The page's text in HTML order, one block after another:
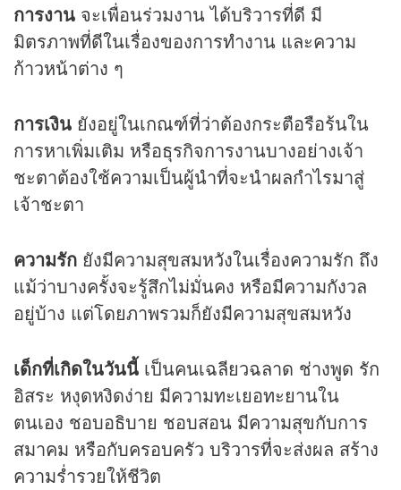
การงาน จะเพื่อนร่วมงาน ได้บริวารที่ดี มี
มิตรภาพที่ดีในเรื่องของการทำงาน และความ
ก้าวหน้าต่าง ๆ
การเงิน ยังอยู่ในเกณฑ์ที่ว่าต้องกระตือรือร้นใน
การหาเพิ่มเติม หรือธุรกิจการงานบางอย่างเจ้า
ชะตาต้องใช้ความเป็นผู้นำที่จะนำผลกำไรมาสู่
เจ้าชะตา
ความรัก ยังมีความสุขสมหวังในเรื่องความรัก ถึง
แม้ว่าบางครั้งจะรู้สึกไม่มั่นคง หรือมีความกังวล
อยู่บ้าง แต่โดยภาพรวมก็ยังมีความสุขสมหวัง
เด็กที่เกิดในวันนี้ เป็นคนเฉลียวฉลาด ช่างพูด รัก
อิสระ หงุดหงิดง่าย มีความทะเยอทะยานใน
ตนเอง ชอบอธิบาย ชอบสอน มีความสุขกับการ
สมาคม หรือกับครอบครัว บริวารที่จะส่งผล สร้าง
ความร่ำรวยให้ชีวิต